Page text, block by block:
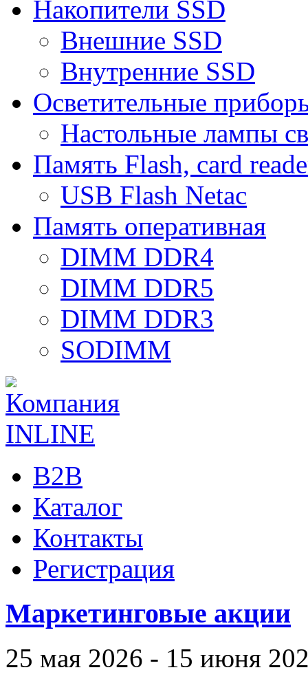
Накопители SSD
Внешние SSD
Внутренние SSD
Осветительные
Настольные лампы
Память Flash, card
USB Flash Netac
Память оперативная
DIMM DDR4
DIMM DDR5
DIMM DDR3
SODIMM
B2B
Каталог
Контакты
Регистрация
Маркетинговые акции
25 мая 2026 - 15 июня